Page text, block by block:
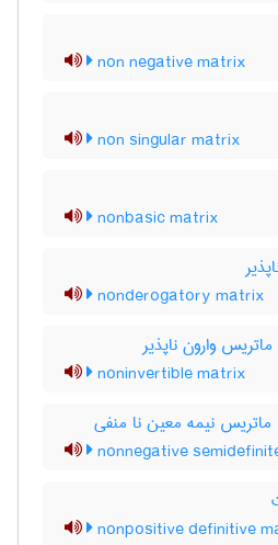
non negative matrix
non singular matrix
nonbasic matrix
nonderogatory matrix
وارون ناپذیر
noninvertible matrix
ماتریس نیمه معین نا منفی
nonnegative
nonpositive definitive